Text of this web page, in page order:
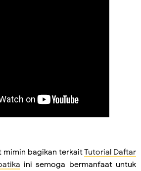
mimin bagikan terkaitTutorial Daftar
ini semoga bermanfaat untuk